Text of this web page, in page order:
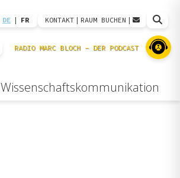
DE | FR KONTAKT | RAUM BUCHEN |
Wissenschaftskommunikation